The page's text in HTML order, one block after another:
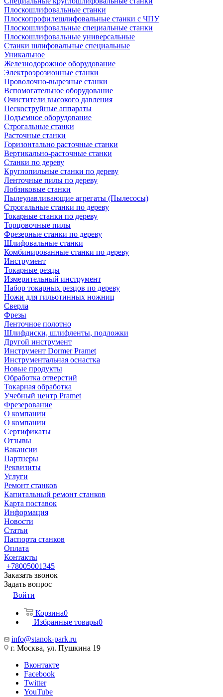
Плоскошлифовальные станки
Плоскопрофилешлифовальные станки с ЧПУ
Плоскошлифовальные специальные станки
Плоскошлифовальные универсальные
Станки шлифовальные специальные
Уникальное
Железнодорожное оборудование
Электроэрозионные станки
Проволочно-вырезные станки
Вспомогательное оборудование
Очистители высокого давления
Пескоструйные аппараты
Подъемное оборудование
Строгальные станки
Расточные станки
Горизонтально расточные станки
Вертикально-расточные станки
Станки по дереву
Круглопильные станки по дереву
Ленточные пилы по дереву
Лобзиковые станки
Пылеулавливающие агрегаты (Пылесосы)
Строгальные станки по дереву
Токарные станки по дереву
Торцовочные пилы
Фрезерные станки по дереву
Шлифовальные станки
Комбинированные станки по дереву
Инструмент
Токарные резцы
Измерительный инструмент
Набор токарных резцов по дереву
Ножи для гильотинных ножниц
Сверла
Фрезы
Ленточное полотно
Шлифдиски, шлифленты, подложки
Другой инструмент
Инструмент Dormer Pramet
Инструментальная оснастка
Новые продукты
Обработка отверстий
Токарная обработка
Учебный центр Pramet
Фрезерование
О компании
О компании
Сертификаты
Отзывы
Вакансии
Партнеры
Реквизиты
Услуги
Ремонт станков
Капитальный ремонт станков
Карта поставок
Информация
Новости
Статьи
Паспорта станков
Оплата
Контакты
+78005001345
Заказать звонок
Задать вопрос
Войти
Корзина0
Избранные товары0
info@stanok-park.ru
г. Москва, ул. Пушкина 19
Вконтакте
Facebook
Twitter
YouTube